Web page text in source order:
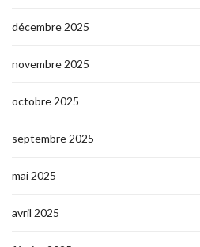
décembre 2025
novembre 2025
octobre 2025
septembre 2025
mai 2025
avril 2025